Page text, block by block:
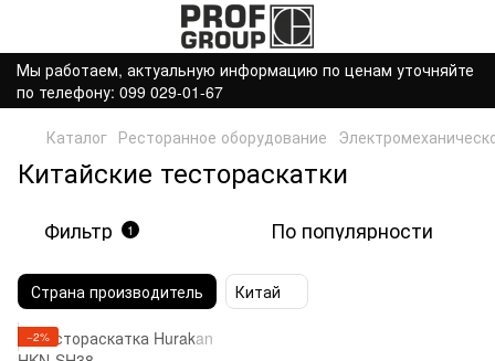
Мы работаем, актуальную информацию по ценам уточняйте
по телефону: 099 029-01-67
Каталог Ресторанное оборудование
Китайские тестораскатки
Фильтр 1 По популярности
Страна производитель Китай
−2%